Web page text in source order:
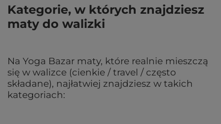
Kategorie, w których znajdziesz
maty do walizki
Na Yoga Bazar maty, które realnie mieszczą
się w walizce (cienkie / travel / często
składane), najłatwiej znajdziesz w takich
kategoriach: